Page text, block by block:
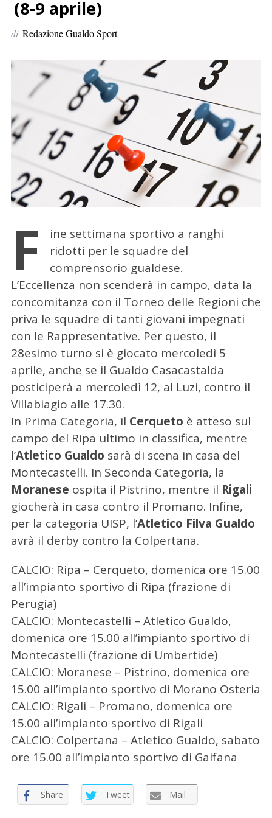
e
r
(8-9 aprile)
di Redazione Gualdo Sport
F
ine settimana sportivo a ranghi
ridotti per le squadre del
comprensorio gualdese.
L’Eccellenza non scenderà in campo, data la
concomitanza con il Torneo delle Regioni che
priva le squadre di tanti giovani impegnati
con le Rappresentative. Per questo, il
28esimo turno si è giocato mercoledì 5
aprile, anche se il Gualdo Casacastalda
posticiperà a mercoledì 12, al Luzi, contro il
Villabiagio alle 17.30.
In Prima Categoria, il Cerqueto è atteso sul
campo del Ripa ultimo in classifica, mentre
l’Atletico Gualdo sarà di scena in casa del
Montecastelli. In Seconda Categoria, la
Moranese ospita il Pistrino, mentre il Rigali
giocherà in casa contro il Promano. Infine,
per la categoria UISP, l’Atletico Filva Gualdo
avrà il derby contro la Colpertana.
CALCIO: Ripa – Cerqueto, domenica ore 15.00
all’impianto sportivo di Ripa (frazione di
Perugia)
CALCIO: Montecastelli – Atletico Gualdo,
domenica ore 15.00 all’impianto sportivo di
Montecastelli (frazione di Umbertide)
CALCIO: Moranese – Pistrino, domenica ore
15.00 all’impianto sportivo di Morano Osteria
CALCIO: Rigali – Promano, domenica ore
15.00 all’impianto sportivo di Rigali
CALCIO: Colpertana – Atletico Gualdo, sabato
ore 15.00 all’impianto sportivo di Gaifana
Share Tweet Mail